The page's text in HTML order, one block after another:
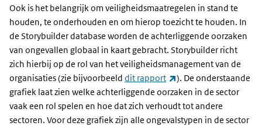
Ook is het belangrijk om veiligheidsmaatregelen in stand te
houden, te onderhouden en om hierop toezicht te houden. In
de Storybuilder database worden de achterliggende oorzaken
van ongevallen globaal in kaart gebracht. Storybuilder richt
zich hierbij op de rol van het veiligheidsmanagement van de
organisaties (zie bijvoorbeeld dit rapport (externe link)
). De onderstaande
grafiek laat zien welke achterliggende oorzaken in de sector
vaak een rol spelen en hoe dat zich verhoudt tot andere
sectoren. Voor deze grafiek zijn alle ongevalstypen in de sector